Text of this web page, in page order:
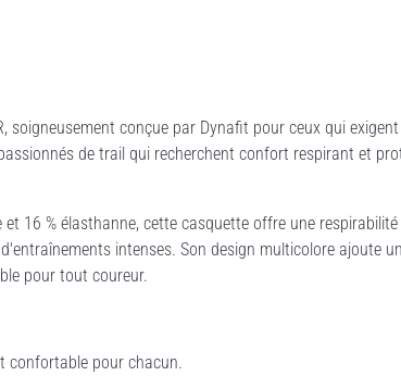
soigneusement conçue par Dynafit pour ceux qui exigent
de trail qui recherchent confort respirant et
16 % élasthanne, cette casquette offre une respirabilité
intenses. Son design multicolore ajoute
pour tout coureur.
confortable pour chacun.